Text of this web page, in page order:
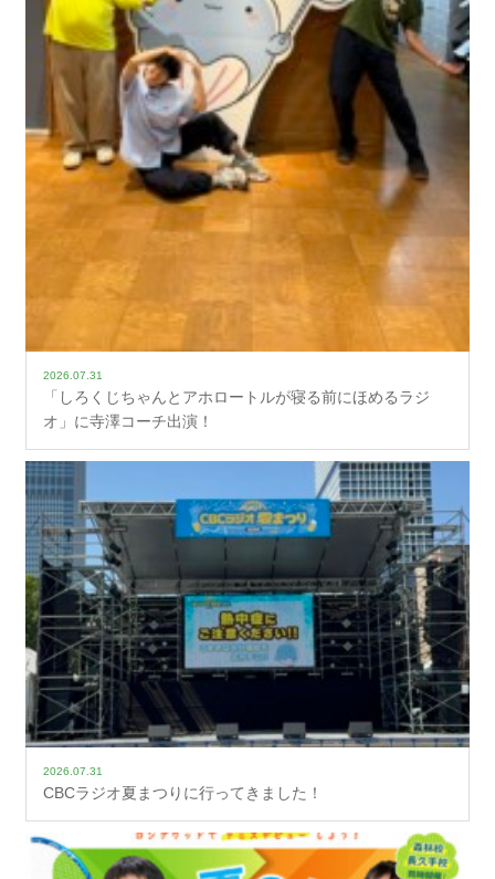
2026.07.31
「しろくじちゃんとアホロートルが寝る前にほめるラジ
オ」に寺澤コーチ出演！
2026.07.31
CBCラジオ夏まつりに行ってきました！